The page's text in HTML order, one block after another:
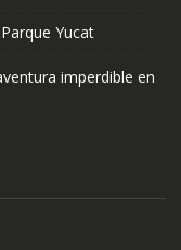
Yucat
imperdible en